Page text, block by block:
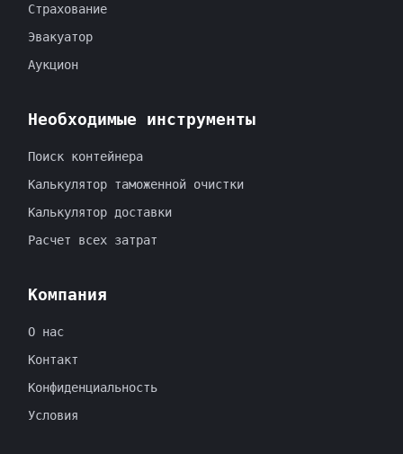
Страхование
Эвакуатор
Аукцион
Необходимые инструменты
Поиск контейнера
Калькулятор таможенной очистки
Калькулятор доставки
Расчет всех затрат
Компания
O нас
Контакт
Конфиденциальность
Условия